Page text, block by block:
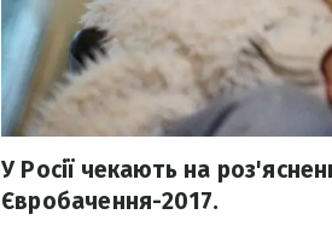
У Росії чекають на
Євробачення-2017.